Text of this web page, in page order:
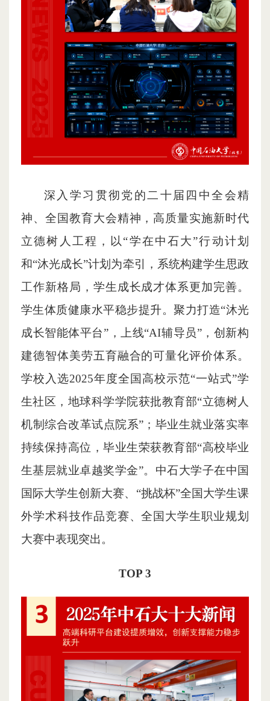
深入学习贯彻党的二十届四中全会精
神、全国教育大会精神，高质量实施新时代
立德树人工程，以“学在中石大”行动计划
和“沐光成长”计划为牵引，系统构建学生思政
工作新格局，学生成长成才体系更加完善。
学生体质健康水平稳步提升。聚力打造“沐光
成长智能体平台”，上线“AI辅导员”，创新构
建德智体美劳五育融合的可量化评价体系。
学校入选2025年度全国高校示范“一站式”学
生社区，地球科学学院获批教育部“立德树人
机制综合改革试点院系”；毕业生就业落实率
持续保持高位，毕业生荣获教育部“高校毕业
生基层就业卓越奖学金”。中石大学子在中国
国际大学生创新大赛、“挑战杯”全国大学生课
外学术科技作品竞赛、全国大学生职业规划
大赛中表现突出。
TOP 3